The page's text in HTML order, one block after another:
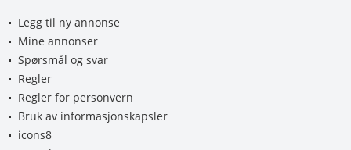
Legg til ny annonse
Mine annonser
Spørsmål og svar
Regler
Regler for personvern
Bruk av informasjonskapsler
icons8